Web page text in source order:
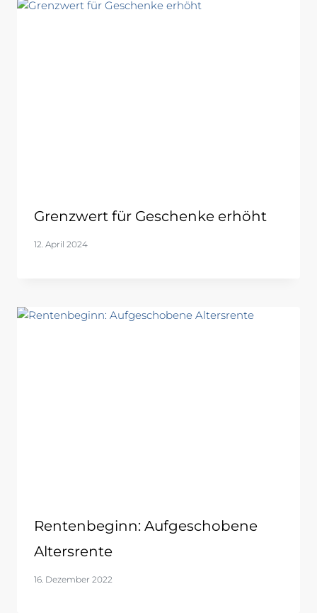
Grenzwert für Geschenke erhöht
12. April 2024
Rentenbeginn: Aufgeschobene
Altersrente
16. Dezember 2022